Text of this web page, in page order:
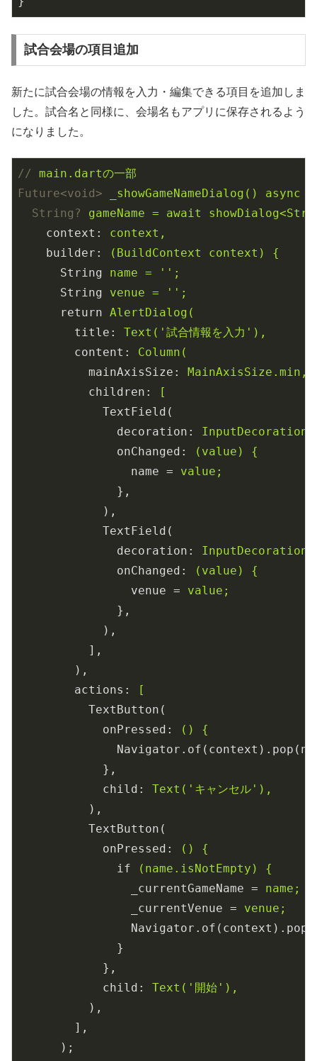
試合会場の項目追加
新たに試合会場の情報を入力・編集できる項目を追加しま
した。試合名と同様に、会場名もアプリに保存されるよう
になりました。
//
main.dartの一部
Future<void>
_showGameNameDialog() async {
String?
gameName = await
context : context,
builder :
(BuildContext context) {
String
name = '';
String
venue = '';
return AlertDialog(
title : Text('試合情報を入力'),
content : Column(
mainAxisSize :
MainAxisSize.min,
children :
[
TextField(
decoration :
onChanged :
(value) {
name = value;
},
),
TextField(
decoration :
onChanged :
(value) {
venue = value;
},
),
],
),
actions :
[
TextButton(
onPressed :
() {
},
child : Text('キャンセル'),
),
TextButton(
onPressed :
() {
if
(name.isNotEmpty) {
_currentGameName = name;
_currentVenue = venue;
}
},
child : Text('開始'),
),
],
);